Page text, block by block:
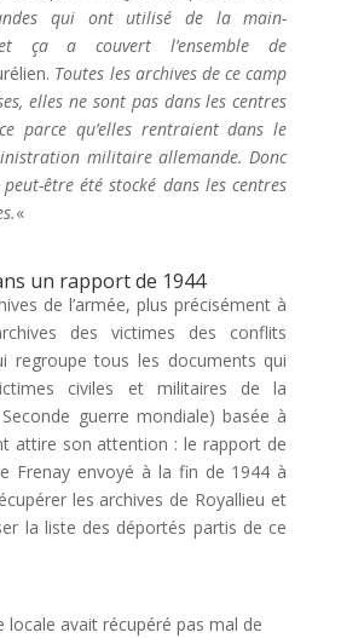
qui ont utilisé de la main-
ça a couvert l’ensemble de
Toutes les archives de ce camp
elles ne sont pas dans les centres
parce qu’elles rentraient dans le
militaire allemande. Donc
être été stocké dans les centres
«
un rapport de 1944
de l’armée, plus précisément à
des victimes des conflits
regroupe tous les documents qui
civiles et militaires de la
guerre mondiale) basée à
attire son attention : le rapport de
Frenay envoyé à la fin de 1944 à
les archives de Royallieu et
la liste des déportés partis de ce
locale avait récupéré pas mal de